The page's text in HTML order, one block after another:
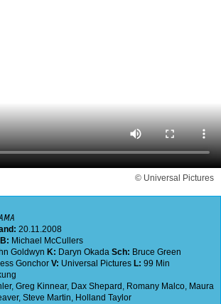
© Universal Pictures
20.11.2008
B: Michael McCullers
Goldwyn K: Daryn Okada Sch: Bruce Green
Gonchor V: Universal Pictures L: 99 Min
, Greg Kinnear, Dax Shepard , Romany Malco, Maura
, Steve Martin, Holland Taylor